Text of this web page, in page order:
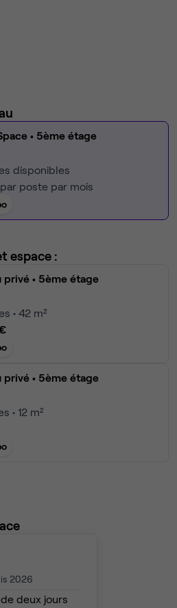
• 5ème étage
disponibles
par poste par mois
espace :
privé • 5ème étage
• 42 m²
privé • 5ème étage
• 12 m²
2026
deux jours